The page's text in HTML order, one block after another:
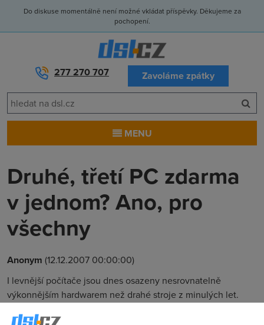
Do diskuse momentálně není možné vkládat příspěvky. Děkujeme za
pochopení.
277 270 707 Zavoláme zpátky
MENU
Druhé, třetí PC zdarma
v jednom? Ano, pro
všechny
Anonym (12.12.2007 00:00:00)
I levnější počítače jsou dnes osazeny nesrovnatelně
výkonnějším hardwarem než drahé stroje z minulých let.